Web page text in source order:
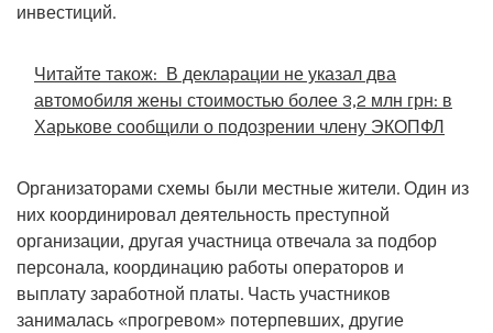
инвестиций.
Читайте також: В декларации не указал два
автомобиля жены стоимостью более 3,2 млн грн: в
Харькове сообщили о подозрении члену ЭКОПФЛ
Организаторами схемы были местные жители. Один из
них координировал деятельность преступной
организации, другая участница отвечала за подбор
персонала, координацию работы операторов и
выплату заработной платы. Часть участников
занималась «прогревом» потерпевших, другие